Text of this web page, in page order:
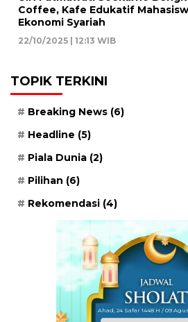
Coffee, Kafe Edukatif
Ekonomi Syariah
22/10/2025 | 12:13 WIB
TOPIK TERKINI
Breaking News (6)
Headline (5)
Piala Dunia (2)
Pilihan (6)
Rekomendasi (4)
Ahad, 24 Safar 1448 H / 09